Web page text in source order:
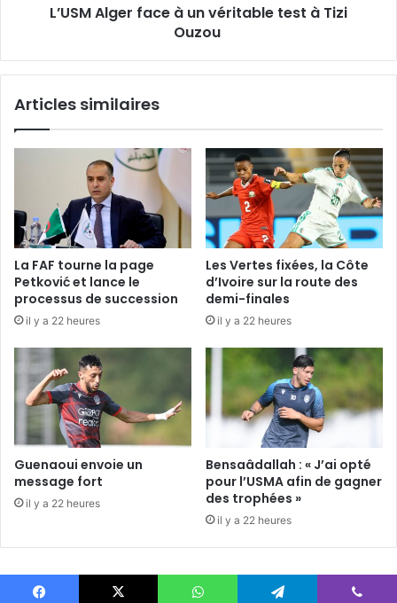
OuzouL’USM Alger face à un véritable test à Tizi
Ouzou
Articles similaires
La FAF tourne la page
Petković et lance le
processus de succession
il y a 22 heures
Les Vertes fixées, la Côte
d’Ivoire sur la route des
demi-finales
il y a 22 heures
Guenaoui envoie un
message fort
il y a 22 heures
Bensaâdallah : « J’ai opté
pour l’USMA afin de gagner
des trophées »
il y a 22 heures